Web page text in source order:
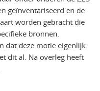
geïnventariseerd en de
worden gebracht die
bronnen.
dat deze motie eigenlijk
dit al. Na overleg heeft